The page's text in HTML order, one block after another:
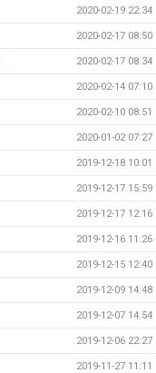
2020-02-19 22:34
2020-02-17 08:50
2020-02-17 08:34
2020-02-14 07:10
2020-02-10 08:51
2020-01-02 07:27
2019-12-18 10:01
2019-12-17 15:59
2019-12-17 12:16
2019-12-16 11:26
2019-12-15 12:40
2019-12-09 14:48
2019-12-07 14:54
2019-12-06 22:27
2019-11-27 11:11